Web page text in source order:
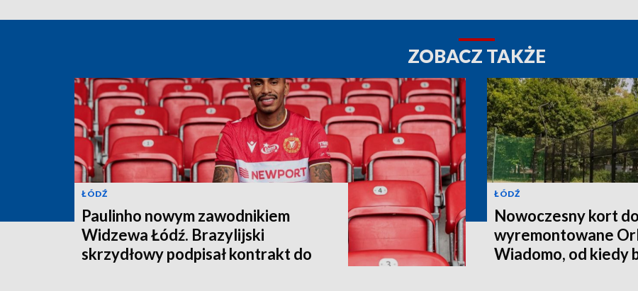
ZOBACZ TAKŻE
ŁÓDŹ
Paulinho nowym zawodnikiem
Widzewa Łódź. Brazylijski
skrzydłowy podpisał kontrakt do
ŁÓDŹ
Nowoczesny kort
wyremontowane
Wiadomo, od kiedy